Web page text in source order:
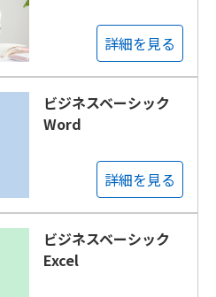
詳細を見る
ビジネスベーシック
Word
詳細を見る
ビジネスベーシック
Excel